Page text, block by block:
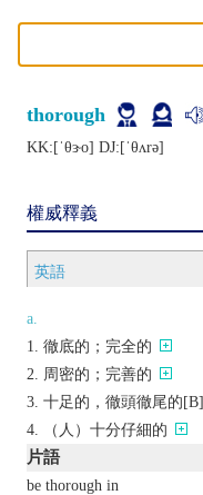
thorough
KK:[ˈθɝo] DJ:[ˈθʌrǝ]
權威釋義
英語
a.
徹底的；完全的
周密的；完善的
十足的，徹頭徹尾的[B]
（人）十分仔細的
片語
be thorough in